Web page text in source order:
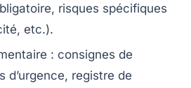
risques spécifiques
etc.).
: consignes de
d’urgence, registre de